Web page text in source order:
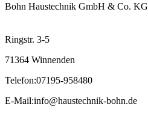
Bohn Haustechnik GmbH & Co. KG
Ringstr. 3-5
71364 Winnenden
Telefon:07195-958480
E-Mail:info@haustechnik-bohn.de